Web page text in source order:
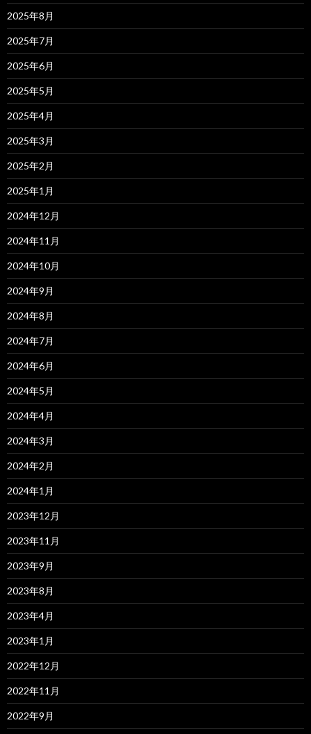
2025年8月
2025年7月
2025年6月
2025年5月
2025年4月
2025年3月
2025年2月
2025年1月
2024年12月
2024年11月
2024年10月
2024年9月
2024年8月
2024年7月
2024年6月
2024年5月
2024年4月
2024年3月
2024年2月
2024年1月
2023年12月
2023年11月
2023年9月
2023年8月
2023年4月
2023年1月
2022年12月
2022年11月
2022年9月